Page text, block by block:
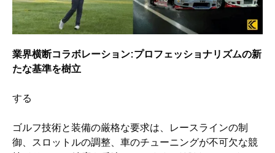
業界横断コラボレーション:プロフェッショナリズムの新
たな基準を樹立
する
ゴルフ技術と装備の厳格な要求は、レースラインの制
御、スロットルの調整、車のチューニングが不可欠な競